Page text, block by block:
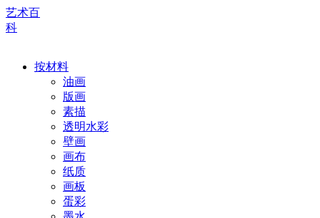
艺术百
科
按材料
油画
版画
素描
透明水彩
壁画
画布
纸质
画板
蛋彩